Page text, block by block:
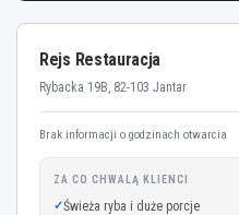
Rejs Restauracja
Rybacka 19B, 82-103 Jantar
Brak informacji o godzinach otwarcia
ZA CO CHWALĄ KLIENCI
Świeża ryba i duże porcje